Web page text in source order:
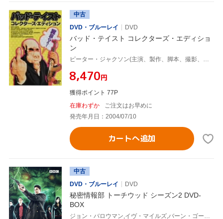
中古
DVD・ブルーレイ
DVD
バッド・テイスト コレクターズ・エディショ
ン
ピーター・ジャクソン(主演、製作、脚本、撮影、監督),トニー・ヒルズ(脚本),ミッシェル・スカリオン(音楽),ピート・オハーン,マイク・ミネット,テリー・ポッター,クレイグ・スミス
¥8,470円
獲得ポイント 77P
在庫わずか
ご注文はお早めに
発売年月日：2004/07/10
カートへ追加
中古
DVD・ブルーレイ
DVD
秘密情報部 トーチウッド シーズン2 DVD-
BOX
ジョン・バロウマン,イヴ・マイルズ,バーン・ゴーマン